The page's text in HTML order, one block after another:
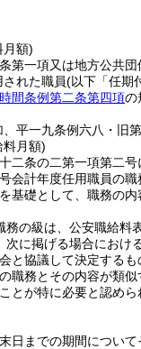
月額)
第一項又は地方公共
れた職員(以下「任期
間条例第二条第四項の
平一九条例六八・旧
料月額)
二条の二第一項第二号
会計年度任用職員の
基礎として、職務の
の級は、公安職給料
次に掲げる場合におけ
と協議して決定するも
職務とその内容が類
とが特に必要と認め
日までの期間について